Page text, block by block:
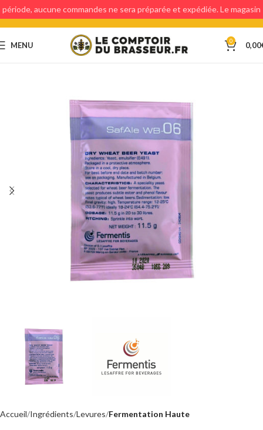
MENU 0 0,00
Accueil Ingrédients Levures Fermentation Haute
période, aucune commandes ne sera préparée et expédiée. Le magasin
étant fermé, aucun retraits en magasin ne sera possible.